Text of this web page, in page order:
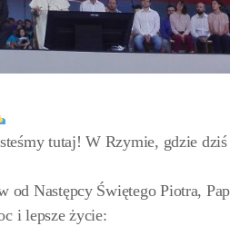
tutaj! W Rzymie, gdzie dziś
Następcy Świętego Piotra,
i lepsze życie: